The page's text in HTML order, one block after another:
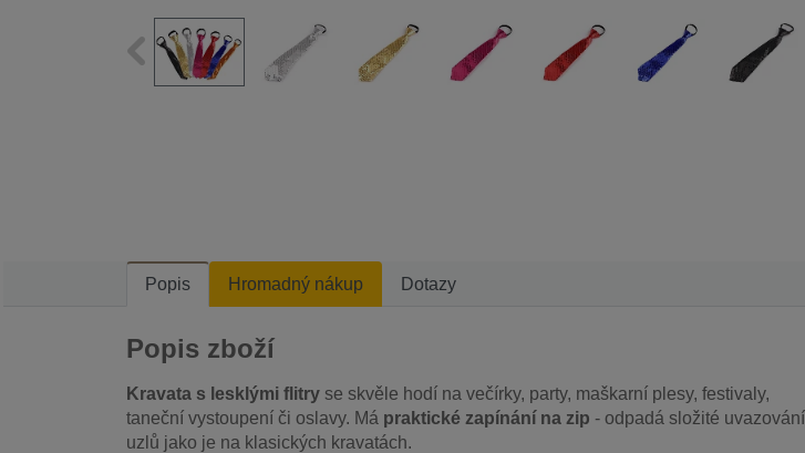
Popis Hromadný nákup Dotazy
Popis zboží
Kravata s lesklými flitry se skvěle hodí na večírky, party, maškarní plesy, festivaly,
taneční vystoupení či oslavy. Má praktické zapínání na zip - odpadá složité uvazování
uzlů jako je na klasických kravatách.